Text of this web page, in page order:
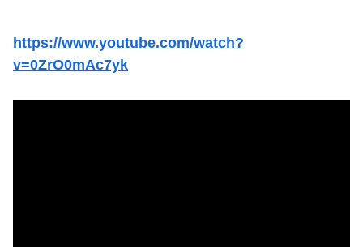
https://www.youtube.com/watch?
v=0ZrO0mAc7yk